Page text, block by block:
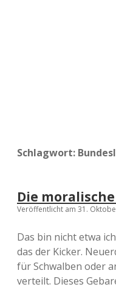
Schlagwort:
Die
Veröffentlicht am 31.
Das bin nicht etwa
das der Kicker.
für Schwalben oder
verteilt. Dieses